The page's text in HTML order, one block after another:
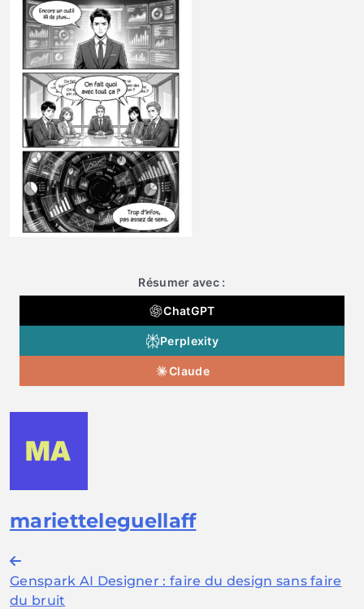
Résumer avec :
ChatGPT
Perplexity
Claude
marietteleguellaff
Navigation
de
Genspark AI Designer : faire du design sans faire
du bruit